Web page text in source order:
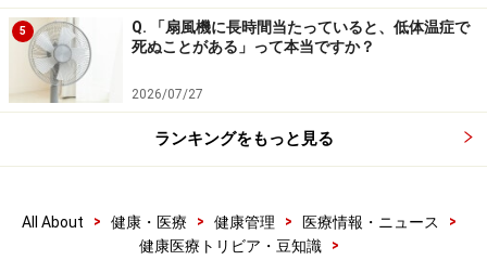
その意味では、夜寝るときに扇風機をつけっぱなしにし
て体全体を冷やし続けるのは、胃腸の健康のためには注
意が必要かもしれません。
5
Q. 「扇風機に長時間当たっていると、低体温症で
死ぬことがある」って本当ですか？
2026/07/27
ランキングをもっと見る
All About > 健康・医療 > 健康管理 > 医療情報・ニュース
>
健康医療トリビア・豆知識
>